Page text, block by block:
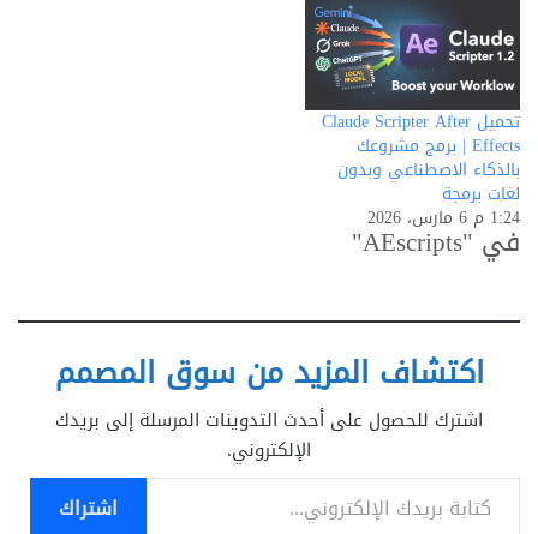
تحميل Claude Scripter After
Effects | برمج مشروعك
بالذكاء الاصطناعي وبدون
لغات برمجة
1:24 م 6 مارس، 2026
في "AEscripts"
اكتشاف المزيد من سوق المصمم
اشترك للحصول على أحدث التدوينات المرسلة إلى بريدك
الإلكتروني.
كتابة بريدك الإلكتروني...
اشتراك